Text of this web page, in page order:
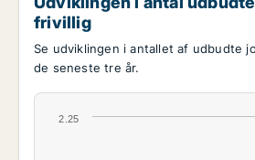
frivillig
Se udviklingen i antallet af udbudte
de seneste tre år.
2.25